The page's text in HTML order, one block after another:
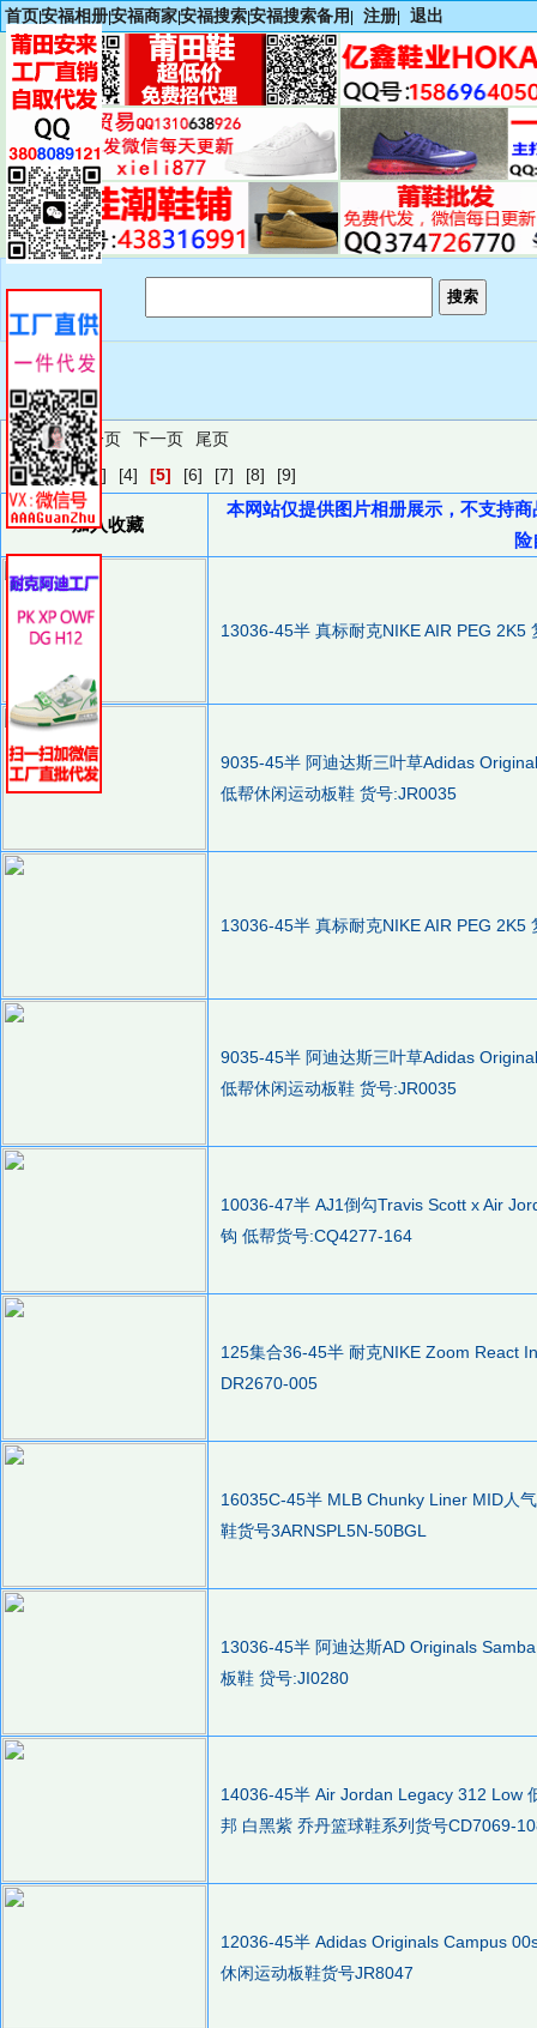
首页|安福相册|安福商家|安福搜索|安福搜索备用 注册 退出
首页 上一页 下一页
尾页
[1]
[2] [3] [4] [5] [6] [7] [8] [9]
加入收藏
本网站仅提供图片相册展示，不支持
13036-45半 真标耐克NIKE AIR PEG
9035-45半 阿迪达斯三叶草Adidas
低帮休闲运动板鞋 货号:JR0035
13036-45半 真标耐克NIKE AIR PEG
9035-45半 阿迪达斯三叶草Adidas
低帮休闲运动板鞋 货号:JR0035
10036-47半 AJ1倒勾Travis Scott x Air
钩 低帮货号:CQ4277-164
125集合36-45半 耐克NIKE Zoom React
DR2670-005
16035C-45半 MLB Chunky Liner MID人
鞋货号3ARNSPL5N-50BGL
13036-45半 阿迪达斯AD Originals
板鞋 贷号:JI0280
14036-45半 Air Jordan Legacy 312 Low
邦 白黑紫 乔丹篮球鞋系列货号CD7069-
12036-45半 Adidas Originals Campus
休闲运动板鞋货号JR8047